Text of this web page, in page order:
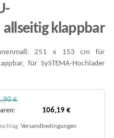
klappbar
251 x 153 cm für
für SySTEMA-Hochlader
€
106,19 €
Versandbedingungen